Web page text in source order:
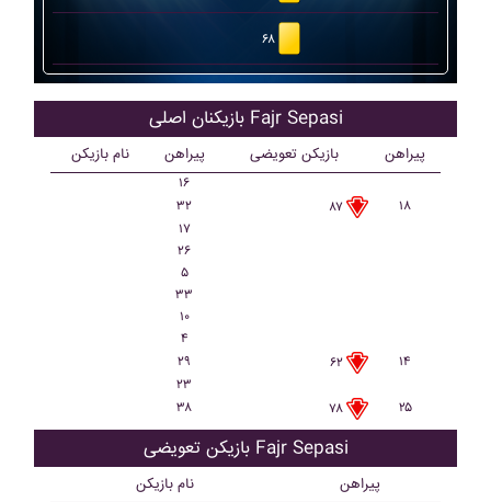
۶۸
بازیکنان اصلی Fajr Sepasi
نام بازیکن پیراهن بازیکن تعویضی پیراهن
۱۶
۳۲
۸۷
۱۸
۱۷
۲۶
۵
۳۳
۱۰
۴
۲۹
۶۲
۱۴
۲۳
۳۸
۷۸ ۲۵
بازیکن تعویضی Fajr Sepasi
نام بازیکن پیراهن